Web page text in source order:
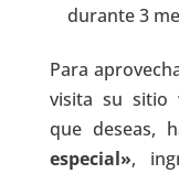
durante 3
Para
visita su sitio
que deseas,
especial»,